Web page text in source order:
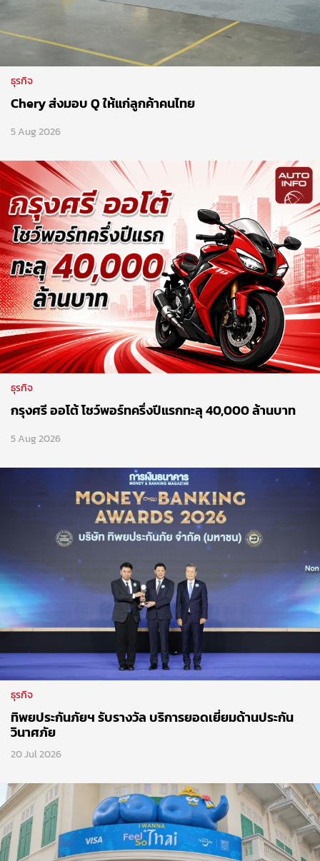
ธุรกิจ
Chery ส่งมอบ Q ให้แก่ลูกค้าคนไทย
5 Aug 2026
ธุรกิจ
กรุงศรี ออโต้ โชว์พอร์ทครึ่งปีแรกทะลุ 40,000 ล้านบาท
5 Aug 2026
ธุรกิจ
ทิพยประกันภัยฯ รับรางวัล บริการยอดเยี่ยมด้านประกัน
วินาศภัย
20 Jul 2026